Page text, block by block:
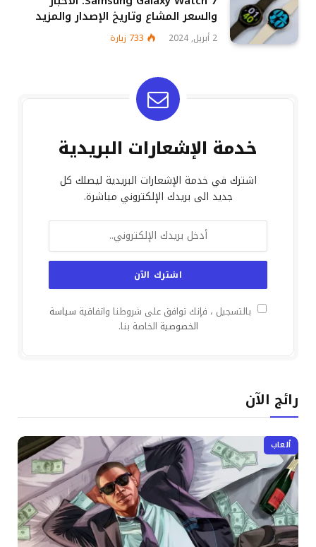
والسعر المشاع وتاريخ الإصدار والمزيد
2 أبريل, 2024 733 زيارة
خدمة الإشعارات البريدية
اشترك في خدمة الإشعارات البريدية ليصلك كل
جديد الى بريدك الإلكتروني مباشرة.
بالتسجيل ، فإنك توافق على شروطنا واتفاقية سياسة
الخصوصية الخاصة بنا.
رائج الآن
ألعاب